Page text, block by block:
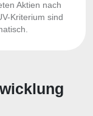
Aktien nach
Kriterium sind